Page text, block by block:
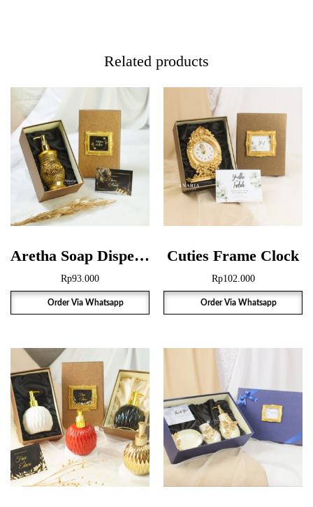
Related products
Aretha Soap Dispenser Giftbox
Rp93.000
Order Via Whatsapp
Cuties Frame Clock
Rp102.000
Order Via Whatsapp